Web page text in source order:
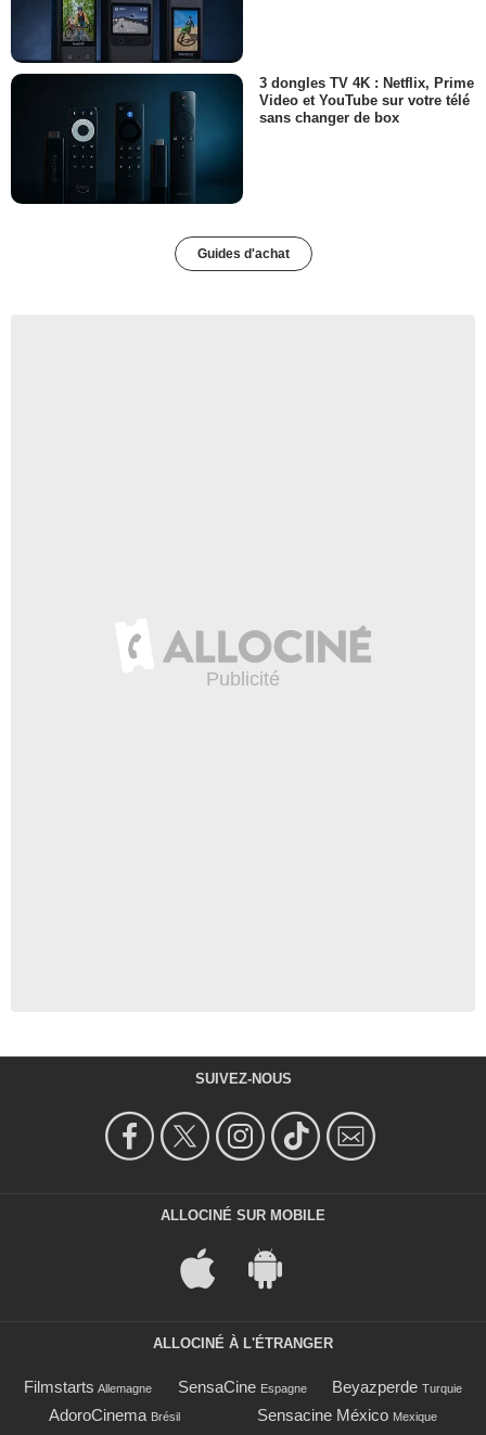
3 dongles TV 4K : Netflix, Prime
Video et YouTube sur votre télé
sans changer de box
Guides d'achat
SUIVEZ-NOUS
ALLOCINÉ SUR MOBILE
ALLOCINÉ À L'ÉTRANGER
Filmstarts Allemagne SensaCine Espagne Beyazperde Turquie
AdoroCinema Brésil Sensacine México Mexique